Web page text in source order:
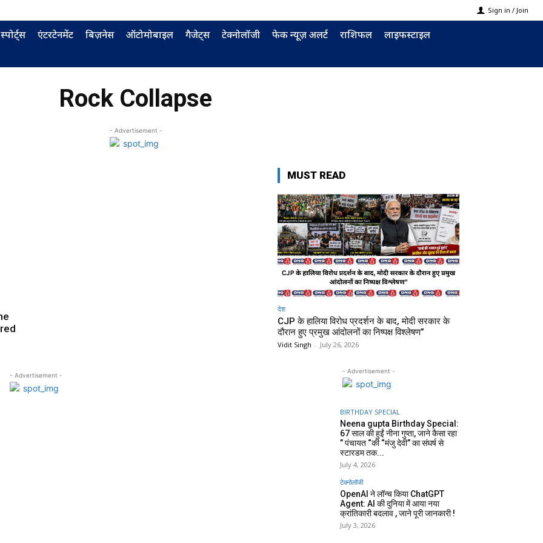
Sign in / Join
स्पोर्ट्स एंटरटेनमेंट बिज़नेस ऑटोमोबाइल गैजेट्स टेक्नोलॉजी फेक न्यूज़ अलर्ट राशिफल लाइफस्टाइल
Rock Collapse
- Advertisement -
- Advertisement -
MUST READ
देश
CJP के हालिया विरोध प्रदर्शन के बाद, मोदी सरकार के
दौरान हुए प्रमुख आंदोलनों का निष्पक्ष विश्लेषण”
Vidit Singh - July 26, 2026
- Advertisement -
BIRTHDAY SPECIAL
Neena gupta Birthday Special:
67 साल की हुईं नीना गुप्ता, जाने कैसा रहा
” पंचायत “की “मंजु देवी” का संघर्ष से
स्टारडम तक...
July 4, 2026
टेक्नोलॉजी
OpenAI ने लॉन्च किया ChatGPT
Agent: AI की दुनिया में आया नया
क्रांतिकारी बदलाव , जाने पूरी जानकारी !
July 3, 2026